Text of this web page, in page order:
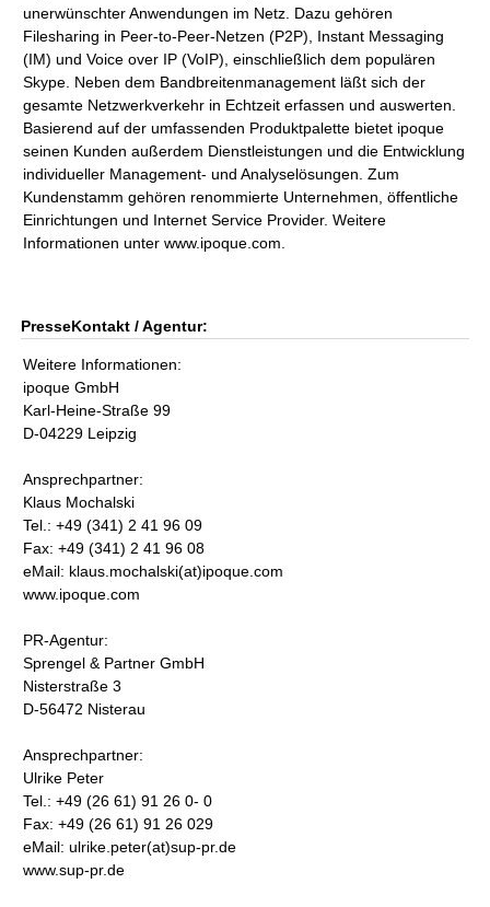
unerwünschter Anwendungen im Netz. Dazu gehören
Filesharing in Peer-to-Peer-Netzen (P2P), Instant Messaging
(IM) und Voice over IP (VoIP), einschließlich dem populären
Skype. Neben dem Bandbreitenmanagement läßt sich der
gesamte Netzwerkverkehr in Echtzeit erfassen und auswerten.
Basierend auf der umfassenden Produktpalette bietet ipoque
seinen Kunden außerdem Dienstleistungen und die Entwicklung
individueller Management- und Analyselösungen. Zum
Kundenstamm gehören renommierte Unternehmen, öffentliche
Einrichtungen und Internet Service Provider. Weitere
Informationen unter www.ipoque.com.
PresseKontakt / Agentur:
Weitere Informationen:
ipoque GmbH
Karl-Heine-Straße 99
D-04229 Leipzig
Ansprechpartner:
Klaus Mochalski
Tel.: +49 (341) 2 41 96 09
Fax: +49 (341) 2 41 96 08
eMail: klaus.mochalski(at)ipoque.com
www.ipoque.com
PR-Agentur:
Sprengel & Partner GmbH
Nisterstraße 3
D-56472 Nisterau
Ansprechpartner:
Ulrike Peter
Tel.: +49 (26 61) 91 26 0- 0
Fax: +49 (26 61) 91 26 029
eMail: ulrike.peter(at)sup-pr.de
www.sup-pr.de